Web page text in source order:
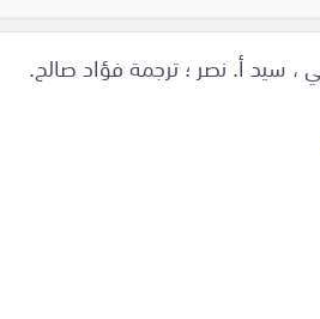
، سيد أ. نصر ؛ ترجمة فؤاد صالح.